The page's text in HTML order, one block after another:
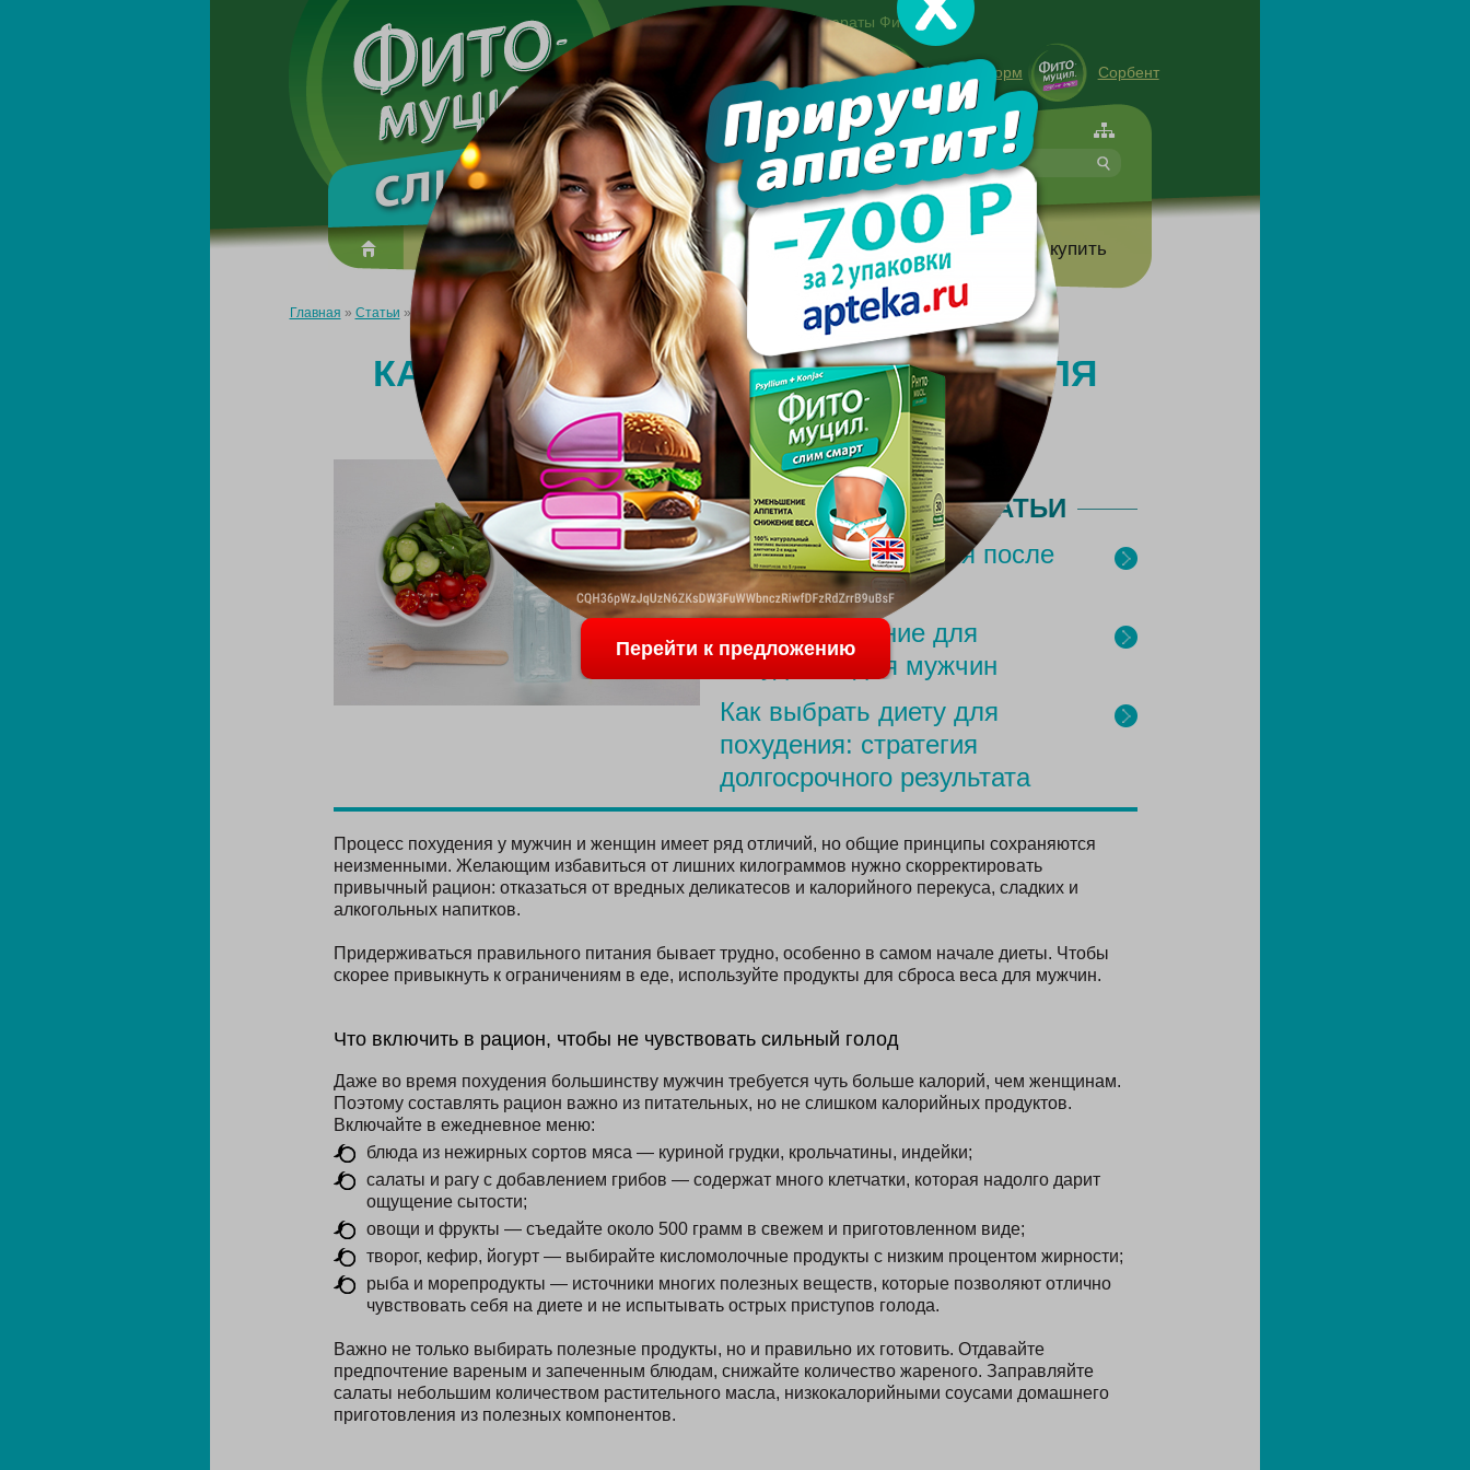
Другие препараты Фитомуцил:
Норм Холестенорм Сорбент
форте
Made in the UK
Консультация специалиста:
+7 495 744-06-27
О препарате Усиль эффект Полезно знать Вопрос-ответ Где купить
Главная » Статьи »Какие продукты эффективны для сброса веса у мужчин
КАКИЕ ПРОДУКТЫ ЭФФЕКТИВНЫ ДЛЯ
СБРОСА ВЕСА У МУЖЧИН
ПОСЛЕДНИЕ СТАТЬИ
Меню для похудения после
родов
Простое питание для
похудения для мужчин
Как выбрать диету для
похудения: стратегия
долгосрочного результата
Процесс похудения у мужчин и женщин имеет ряд отличий, но общие принципы сохраняются
неизменными. Желающим избавиться от лишних килограммов нужно скорректировать
привычный рацион: отказаться от вредных деликатесов и калорийного перекуса, сладких и
алкогольных напитков.
Придерживаться правильного питания бывает трудно, особенно в самом начале диеты. Чтобы
скорее привыкнуть к ограничениям в еде, используйте продукты для сброса веса для мужчин.
Что включить в рацион, чтобы не чувствовать сильный голод
Даже во время похудения большинству мужчин требуется чуть больше калорий, чем женщинам.
Поэтому составлять рацион важно из питательных, но не слишком калорийных продуктов.
Включайте в ежедневное меню:
блюда из нежирных сортов мяса — куриной грудки, крольчатины, индейки;
салаты и рагу с добавлением грибов — содержат много клетчатки, которая надолго дарит
ощущение сытости;
овощи и фрукты — съедайте около 500 грамм в свежем и приготовленном виде;
творог, кефир, йогурт — выбирайте кисломолочные продукты с низким процентом жирности;
рыба и морепродукты — источники многих полезных веществ, которые позволяют отлично
чувствовать себя на диете и не испытывать острых приступов голода.
Важно не только выбирать полезные продукты, но и правильно их готовить. Отдавайте
предпочтение вареным и запеченным блюдам, снижайте количество жареного. Заправляйте
салаты небольшим количеством растительного масла, низкокалорийными соусами домашнего
приготовления из полезных компонентов.
Перейти к предложению